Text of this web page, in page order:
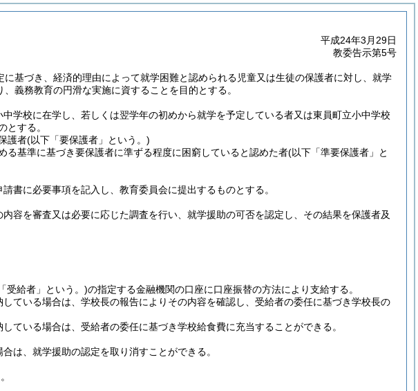
平成24年3月29日
教委告示第5号
に基づき、経済的理由によって就学困難と認められる児童又は生徒の保護者に対し、就学
、義務教育の円滑な実施に資することを目的とする。
学校に在学し、若しくは翌学年の初めから就学を予定している者又は東員町立小中学校
とする。
護者(以下「要保護者」という。)
る基準に基づき要保護者に準ずる程度に困窮していると認めた者(以下「準要保護者」と
書に必要事項を記入し、教育委員会に提出するものとする。
容を審査又は必要に応じた調査を行い、就学援助の可否を認定し、その結果を保護者及
受給者」という。)の指定する金融機関の口座に口座振替の方法により支給する。
ている場合は、学校長の報告によりその内容を確認し、受給者の委任に基づき学校長の
ている場合は、受給者の委任に基づき学校給食費に充当することができる。
は、就学援助の認定を取り消すことができる。